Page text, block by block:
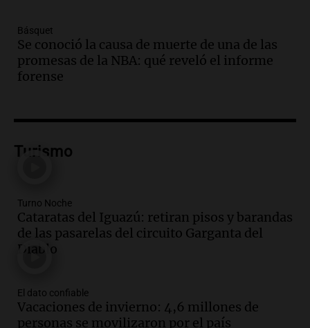
Audio.
del estudiante impulsan el crecimiento
en Villa María
Panorama Federal
Audio.La gran exposición de la rural de
diversas actividades y sorpresas
edificios y proyecta una casa del
estudiante con 48 municipios
involucrados
Panorama Federal
Aldosivi (Zalazar en contra) - relato
Gato Greco
Básquet
Se conoció la causa de muerte de una de las
promesas de la NBA: qué reveló el informe
forense
Turismo
Turno Noche
Cataratas del Iguazú: retiran pisos y barandas
de las pasarelas del circuito Garganta del
Diablo
El dato confiable
Vacaciones de invierno: 4,6 millones de
personas se movilizaron por el país